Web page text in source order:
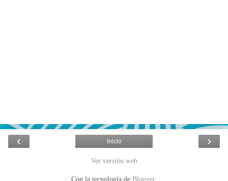
‹ ›
Inicio
Ver versión web
Con la tecnología de Blogger.